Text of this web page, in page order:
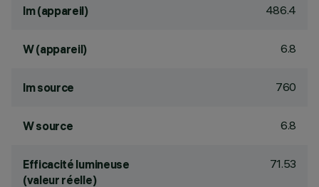
lm (appareil) 486.4
W (appareil) 6.8
lm source 760
W source 6.8
Efficacité lumineuse
(valeur réelle)
71.53